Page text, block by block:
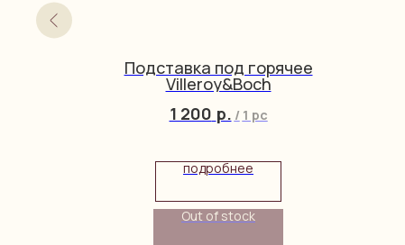
Подставка под горячее
Villeroy&Boch
1 200 р. / 1 pc
подробнее
Out of stock